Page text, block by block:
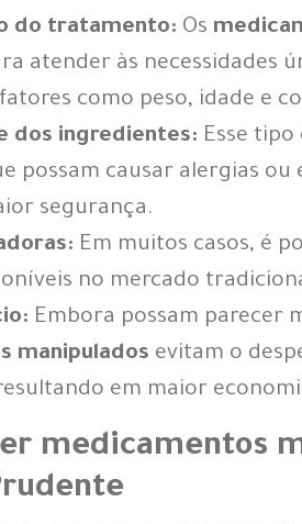
do tratamento: Os
atender às necessidades
como peso, idade e
dos ingredientes: Esse
possam causar alergias
segurança.
Em muitos casos, é
no mercado
Embora possam parecer
manipulados evitam o
em maior
medicamentos